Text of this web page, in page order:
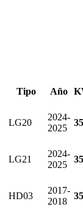
Tipo Año
LG20
2024-
2025
35
LG21
2024-
2025
35
HD03
2017-
2018
35